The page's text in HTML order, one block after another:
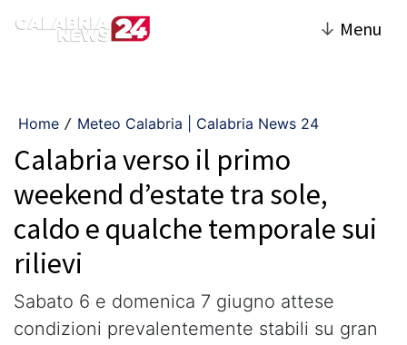
↓ Menu
Home / Meteo Calabria | Calabria News 24
Calabria verso il primo
weekend d’estate tra sole,
caldo e qualche temporale sui
rilievi
Sabato 6 e domenica 7 giugno attese
condizioni prevalentemente stabili su gran